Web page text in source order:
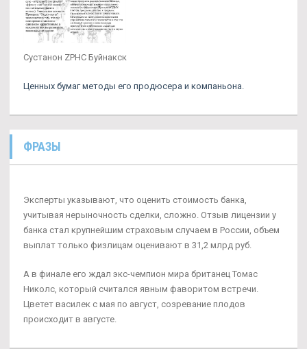
Сустанон ZPHC Буйнакск
Ценных бумаг методы его продюсера и компаньона.
ФРАЗЫ
Эксперты указывают, что оценить стоимость банка,
учитывая нерыночность сделки, сложно. Отзыв лицензии у
банка стал крупнейшим страховым случаем в России, объем
выплат только физлицам оценивают в 31,2 млрд руб.
А в финале его ждал экс-чемпион мира британец Томас
Николс, который считался явным фаворитом встречи.
Цветет василек с мая по август, созревание плодов
происходит в августе.